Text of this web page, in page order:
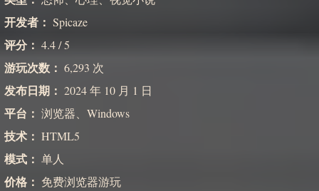
开发者： Spicaze
评分： 4.4 / 5
游玩次数： 6,293 次
发布日期： 2024 年 10 月 1 日
平台： 浏览器、Windows
技术： HTML5
模式： 单人
价格： 免费浏览器游玩